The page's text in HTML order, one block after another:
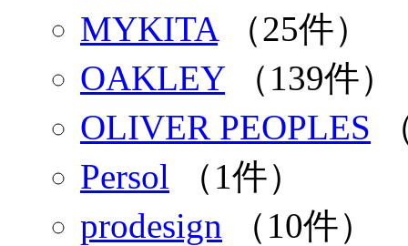
MYKITA（25件）
OAKLEY（139件）
OLIVER PEOPLES
Persol （1件）
prodesign （10件）